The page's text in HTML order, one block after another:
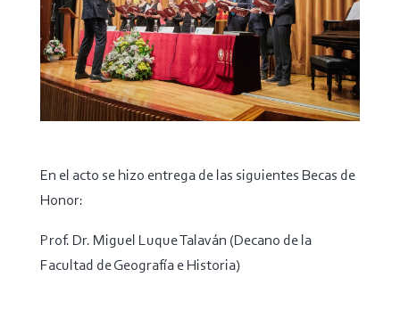
En el acto se hizo entrega de las siguientes Becas de
Honor:
Prof. Dr. Miguel Luque Talaván (Decano de la
Facultad de Geografía e Historia)